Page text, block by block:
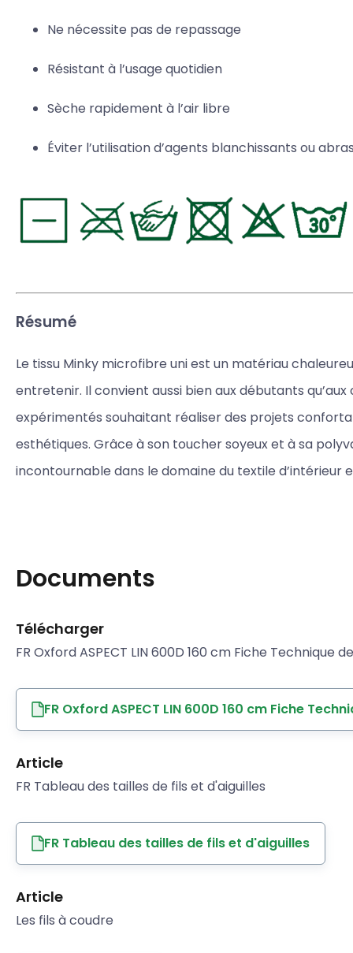
Ne nécessite pas de repassage
Résistant à l’usage quotidien
Sèche rapidement à l’air libre
Éviter l’utilisation d’agents blanchissants ou
Résumé
Le tissu Minky microfibre uni est un matériau
entretenir. Il convient aussi bien aux débutants
expérimentés souhaitant réaliser des projets
esthétiques. Grâce à son toucher soyeux et à sa
incontournable dans le domaine du textile d’intérieur
Documents
Télécharger
FR Oxford ASPECT LIN 600D 160 cm Fiche Technique
FR Oxford ASPECT LIN 600D 160 cm Fiche
Article
FR Tableau des tailles de fils et d'aiguilles
FR Tableau des tailles de fils et d'aiguilles
Article
Les fils à coudre